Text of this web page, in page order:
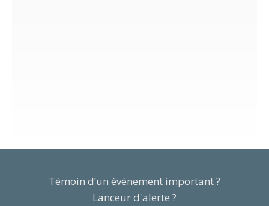
Témoin d’un événement important ?
Lanceur d'alerte ?